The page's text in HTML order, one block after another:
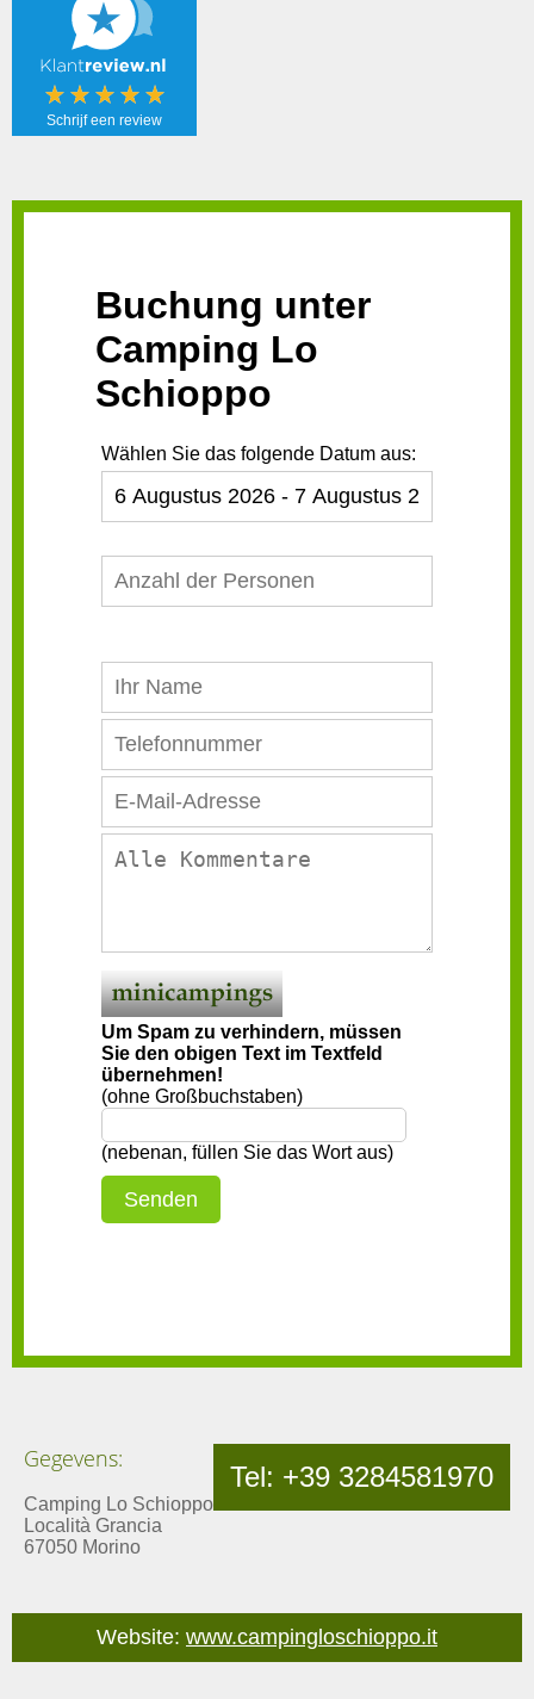
Schrijf een review
Buchung unter
Camping Lo
Schioppo
Wählen Sie das folgende Datum aus:
Um Spam zu verhindern, müssen
Sie den obigen Text im Textfeld
übernehmen!
(ohne Großbuchstaben)
(nebenan, füllen Sie das Wort aus)
Tel: +39 3284581970
Gegevens:
Camping Lo Schioppo
Località Grancia
67050 Morino
Website: www.campingloschioppo.it